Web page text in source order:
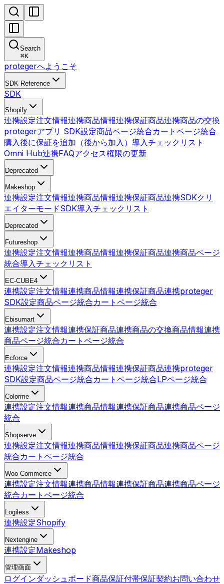
Search
⌘K
protegerへようこそ
SDK Reference
SDK
Shopify
連携設定注文情報連携商品情報連携保証商品連携商品の交換
protegerアプリ SDK設定商品ページ統合カートページ統合
購入後に保証を追加（後から加入） 導入チェックリスト
Omni Hub連携FAQアクセス権限の更新
Deprecated
Makeshop
連携設定注文情報連携商品情報連携保証商品連携SDKクリ
エイターモードSDK導入チェックリスト
Deprecated
Futureshop
連携設定注文情報連携商品情報連携保証商品連携商品ページ
統合導入チェックリスト
EC-CUBE4
連携設定注文情報連携商品情報連携保証商品連携proteger
SDK設定商品ページ統合カートページ統合
Ebisumart
連携設定注文情報連携保証商品連携商品の交換商品情報連携
商品ページ統合カートページ統合
Ecforce
連携設定注文情報連携商品情報連携保証商品連携proteger
SDK設定商品ページ統合カートページ統合LPページ統合
Colorme
連携設定注文情報連携商品情報連携保証商品連携商品ページ
統合
Shopserve
連携設定注文情報連携商品情報連携保証商品連携商品ページ
統合カートページ統合
Woo Commerce
連携設定注文情報連携商品情報連携保証商品連携商品ページ
統合カートページ統合
Logiless
連携設定Shopify
Nextengine
連携設定Makeshop
管理画面
ログインダッシュボード商品保証付帯保証契約お問い合わせ